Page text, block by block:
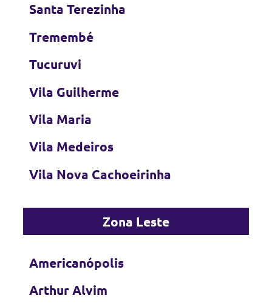
Santa Terezinha
Tremembé
Tucuruvi
Vila Guilherme
Vila Maria
Vila Medeiros
Vila Nova Cachoeirinha
Zona Leste
Americanópolis
Arthur Alvim